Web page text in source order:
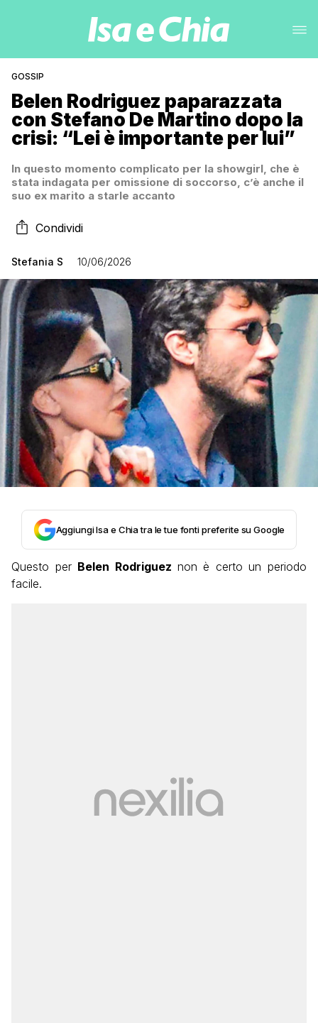
GOSSIP
Belen Rodriguez paparazzata
con Stefano De Martino dopo la
crisi: “Lei è importante per lui”
In questo momento complicato per la showgirl, che è
stata indagata per omissione di soccorso, c’è anche il
suo ex marito a starle accanto
Condividi
Stefania S 10/06/2026
Aggiungi Isa e Chia tra le tue fonti preferite su Google
Questo per Belen Rodriguez non è certo un periodo
facile.